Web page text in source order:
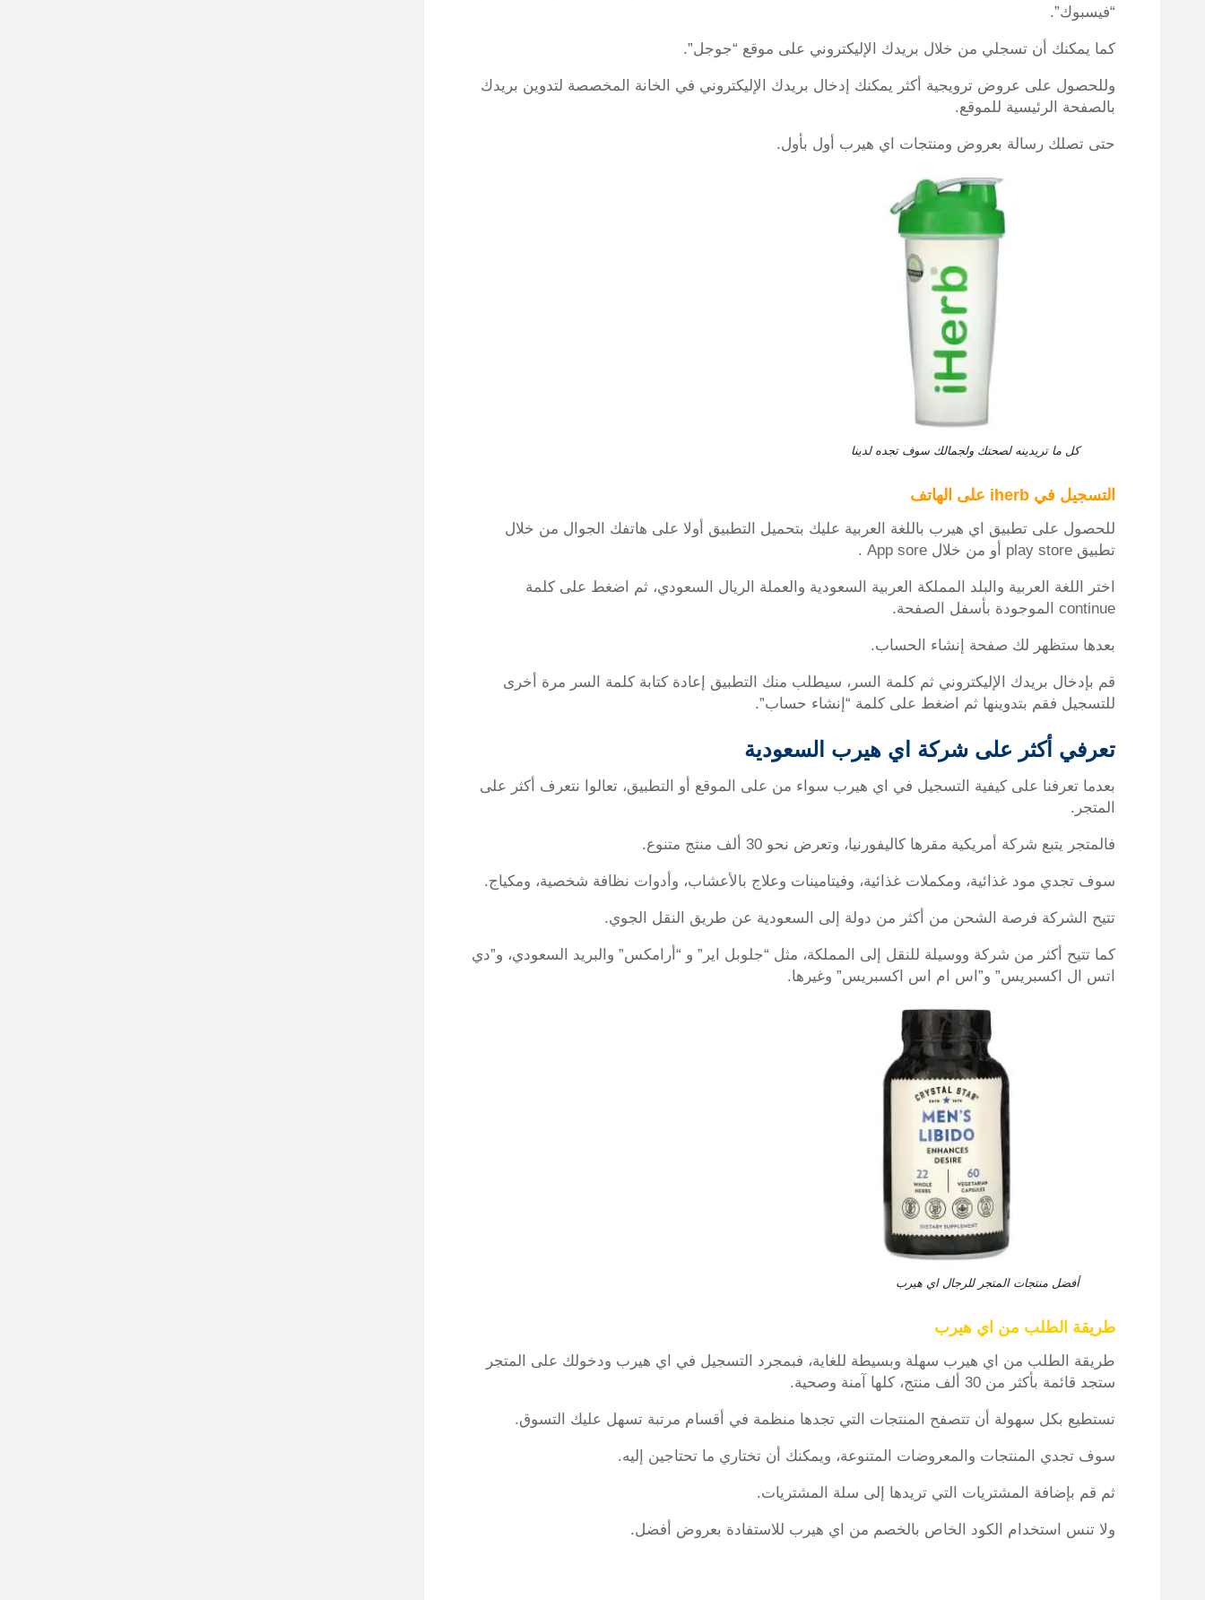
“فيسبوك”.
كما يمكنك أن تسجلي من خلال بريدك الإليكتروني على موقع “جوجل”.
وللحصول على عروض ترويجية أكثر يمكنك إدخال بريدك الإليكتروني في الخانة المخصصة لتدوين بريدك
بالصفحة الرئيسية للموقع.
حتى تصلك رسالة بعروض ومنتجات اي هيرب أول بأول.
كل ما تريدينه لصحتك ولجمالك سوف تجده لدينا
التسجيل في iherb على الهاتف
للحصول على تطبيق اي هيرب باللغة العربية عليك بتحميل التطبيق أولا على هاتفك الجوال من خلال
تطبيق play store أو من خلال App sore .
اختر اللغة العربية والبلد المملكة العربية السعودية والعملة الريال السعودي، ثم اضغط على كلمة
continue الموجودة بأسفل الصفحة.
بعدها ستظهر لك صفحة إنشاء الحساب.
قم بإدخال بريدك الإليكتروني ثم كلمة السر، سيطلب منك التطبيق إعادة كتابة كلمة السر مرة أخرى
للتسجيل فقم بتدوينها ثم اضغط على كلمة “إنشاء حساب”.
تعرفي أكثر على شركة اي هيرب السعودية
بعدما تعرفنا على كيفية التسجيل في اي هيرب سواء من على الموقع أو التطبيق، تعالوا نتعرف أكثر على
المتجر.
فالمتجر يتبع شركة أمريكية مقرها كاليفورنيا، وتعرض نحو 30 ألف منتج متنوع.
سوف تجدي مود غذائية، ومكملات غذائية، وفيتامينات وعلاج بالأعشاب، وأدوات نظافة شخصية، ومكياج.
تتيح الشركة فرصة الشحن من أكثر من دولة إلى السعودية عن طريق النقل الجوي.
كما تتيح أكثر من شركة ووسيلة للنقل إلى المملكة، مثل “جلوبل اير” و “أرامكس” والبريد السعودي، و”دي
اتس ال اكسبريس” و”اس ام اس اكسبريس” وغيرها.
أفضل منتجات المتجر للرجال اي هيرب
طريقة الطلب من اي هيرب
طريقة الطلب من اي هيرب سهلة وبسيطة للغاية، فبمجرد التسجيل في اي هيرب ودخولك على المتجر
ستجد قائمة بأكثر من 30 ألف منتج، كلها آمنة وصحية.
تستطيع بكل سهولة أن تتصفح المنتجات التي تجدها منظمة في أقسام مرتبة تسهل عليك التسوق.
سوف تجدي المنتجات والمعروضات المتنوعة، ويمكنك أن تختاري ما تحتاجين إليه.
ثم قم بإضافة المشتريات التي تريدها إلى سلة المشتريات.
ولا تنس استخدام الكود الخاص بالخصم من اي هيرب للاستفادة بعروض أفضل.